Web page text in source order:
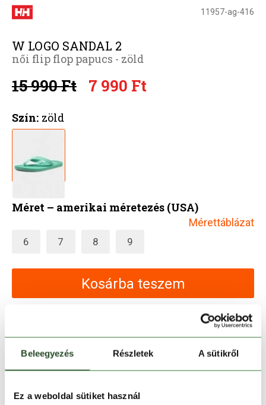
Beleegyezés Részletek A sütikről
Ez a weboldal sütiket használ
11957-ag-416
W LOGO SANDAL 2
női flip flop papucs - zöld
15 990 Ft 7 990 Ft
Szín: zöld
Méret – amerikai méretezés (USA)
Mérettáblázat
6 7 8 9
Kosárba teszem
Foglalás
30 napos visszaküldés
1-2 munkanapos szállítás